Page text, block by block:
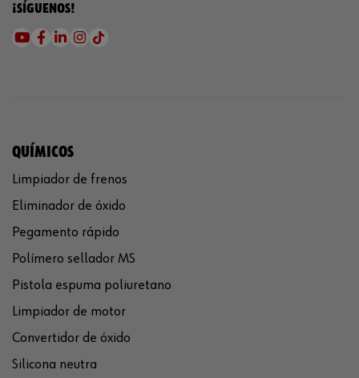
¡SÍGUENOS!
QUÍMICOS
Limpiador de frenos
Eliminador de óxido
Pegamento rápido
Polímero sellador MS
Pistola espuma poliuretano
Limpiador de motor
Convertidor de óxido
Silicona neutra